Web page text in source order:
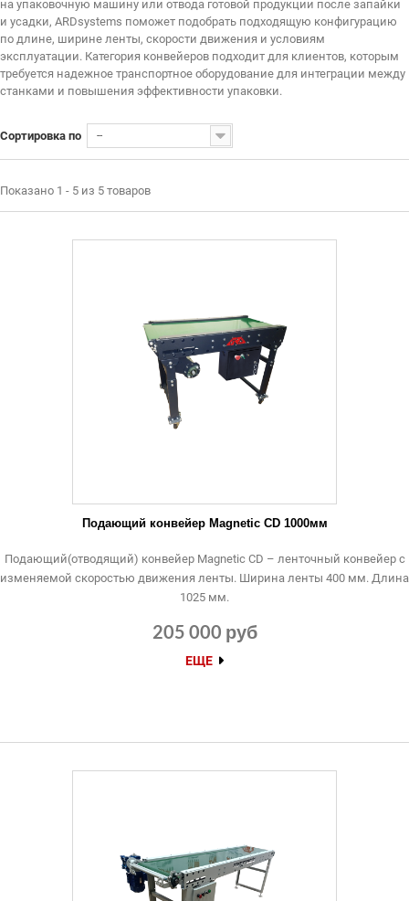
на упаковочную машину или отвода готовой продукции после запайки
и усадки, ARDsystems поможет подобрать подходящую конфигурацию
по длине, ширине ленты, скорости движения и условиям
эксплуатации. Категория конвейеров подходит для клиентов, которым
требуется надежное транспортное оборудование для интеграции между
станками и повышения эффективности упаковки.
Сортировка по --
Показано 1 - 5 из 5 товаров
Подающий конвейер Magnetic CD 1000мм
Подающий(отводящий) конвейер Magnetic CD – ленточный конвейер с
изменяемой скоростью движения ленты. Ширина ленты 400 мм. Длина
1025 мм.
205 000 руб
ЕЩЕ